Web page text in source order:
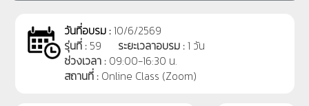
วันที่อบรม :10/6/2569
รุ่นที่ : 59 ระยะเวลาอบรม :1 วัน
ช่วงเวลา : 09:00-16:30 น.
สถานที่ : Online Class (Zoom)